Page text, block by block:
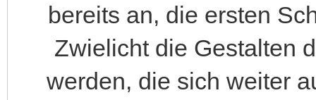
bereits an, die ersten
Zwielicht die Gestalten
werden, die sich weiter